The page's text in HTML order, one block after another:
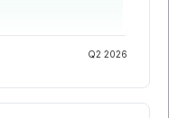
Q2 2026